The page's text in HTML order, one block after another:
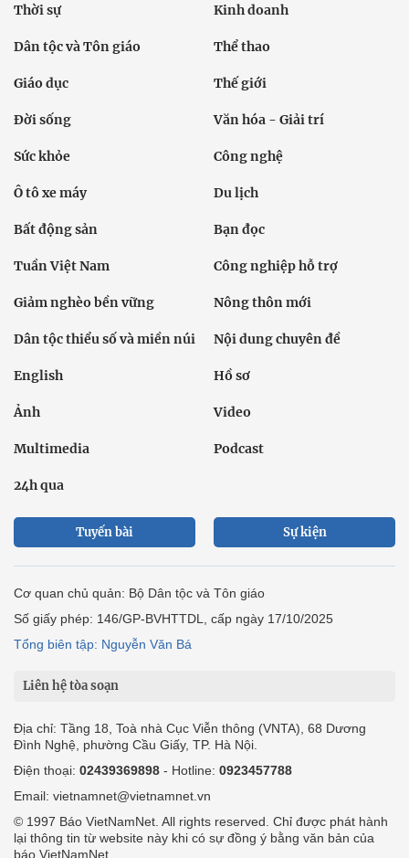
Thời sự Kinh doanh
Dân tộc và Tôn giáo Thể thao
Giáo dục Thế giới
Đời sống Văn hóa - Giải trí
Sức khỏe Công nghệ
Ô tô xe máy Du lịch
Bất động sản Bạn đọc
Tuần Việt Nam Công nghiệp hỗ trợ
Giảm nghèo bền vững Nông thôn mới
Dân tộc thiểu số và miền núi Nội dung chuyên đề
English Hồ sơ
Ảnh Video
Multimedia Podcast
24h qua
Tuyến bài Sự kiện
Cơ quan chủ quản: Bộ Dân tộc và Tôn giáo
Số giấy phép: 146/GP-BVHTTDL, cấp ngày 17/10/2025
Tổng biên tập: Nguyễn Văn Bá
Liên hệ tòa soạn
Địa chỉ: Tầng 18, Toà nhà Cục Viễn thông (VNTA), 68 Dương
Đình Nghệ, phường Cầu Giấy, TP. Hà Nội.
Điện thoại: 02439369898 - Hotline: 0923457788
Email: vietnamnet@vietnamnet.vn
© 1997 Báo VietNamNet. All rights reserved. Chỉ được phát hành
lại thông tin từ website này khi có sự đồng ý bằng văn bản của
báo VietNamNet.